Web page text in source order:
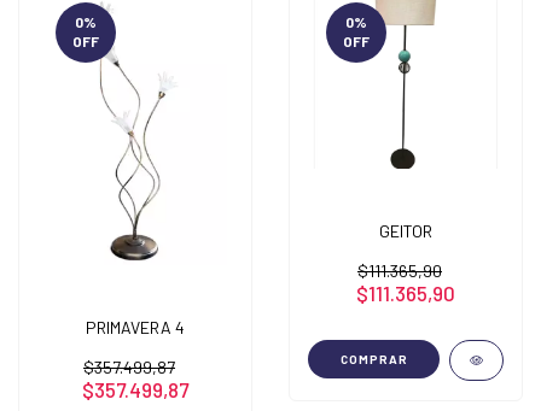
0%
OFF
PRIMAVERA 4
$357.499,87
$357.499,87
0%
OFF
GEITOR
$111.365,90
$111.365,90
COMPRAR